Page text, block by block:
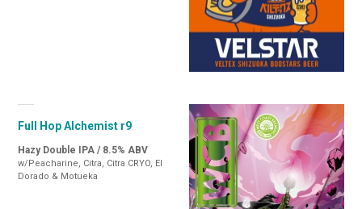
Full Hop Alchemist r9
Hazy Double IPA / 8.5% ABV
w/Peacharine, Citra, Citra CRYO, El
Dorado & Motueka